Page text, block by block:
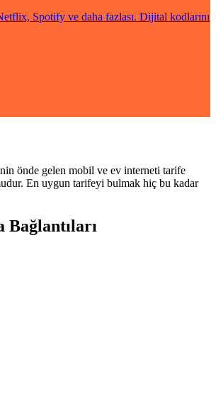
Spotify ve daha fazlası. Dijital kodlarını
önde gelen mobil ve ev interneti tarife
En uygun tarifeyi bulmak hiç bu kadar
Bağlantıları